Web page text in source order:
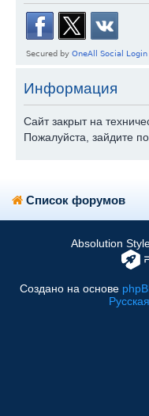
Информация
Сайт закрыт на
Пожалуйста, зайдите
Список форумов
Absolution
Создано на основе